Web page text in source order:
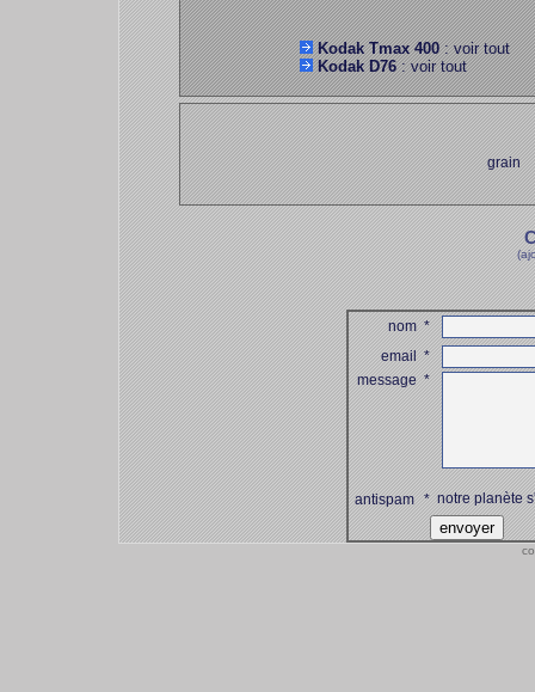
Kodak Tmax 400: voir tout
Kodak D76: voir tout
grain
nom*
email*
message*
antispam *notre planète